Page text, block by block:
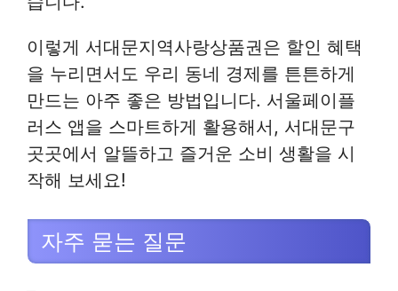
이렇게 서대문지역사랑상품권은 할인 혜택
을 누리면서도 우리 동네 경제를 튼튼하게
만드는 아주 좋은 방법입니다. 서울페이플
러스 앱을 스마트하게 활용해서, 서대문구
곳곳에서 알뜰하고 즐거운 소비 생활을 시
작해 보세요!
자주 묻는 질문